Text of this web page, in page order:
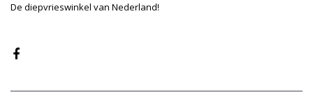
De diepvrieswinkel van Nederland!